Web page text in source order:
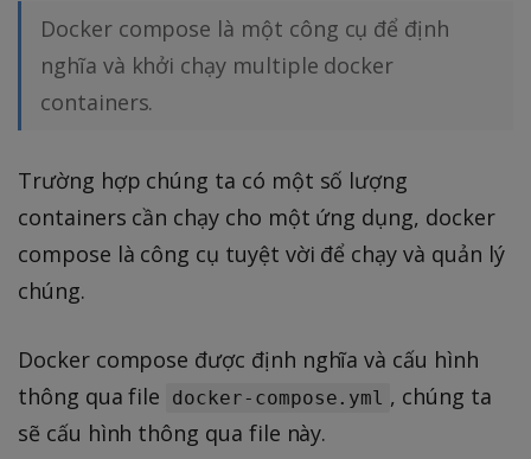
Docker compose là một công cụ để định
nghĩa và khởi chạy multiple docker
containers.
Trường hợp chúng ta có một số lượng
containers cần chạy cho một ứng dụng, docker
compose là công cụ tuyệt vời để chạy và quản lý
chúng.
Docker compose được định nghĩa và cấu hình
thông qua file
docker-compose.yml , chúng ta
sẽ cấu hình thông qua file này.